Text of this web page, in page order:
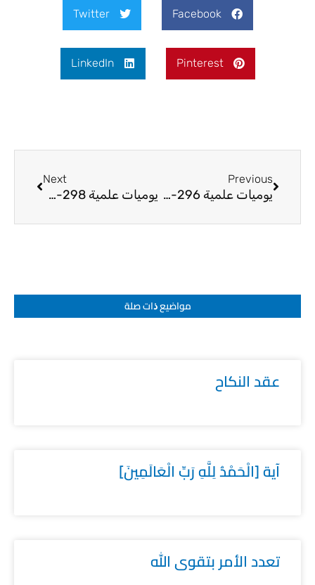
Facebook
Twitter
Pinterest
LinkedIn
Previous
يوميات علمية 296-24
Next
يوميات علمية 298-24
مواضيع ﺫات صلة
عقد النكاح
آية [الْحَمْدُ لِلَّهِ رَبِّ الْعَالَمِينَ]
تعدد الأمر بتقوى الله